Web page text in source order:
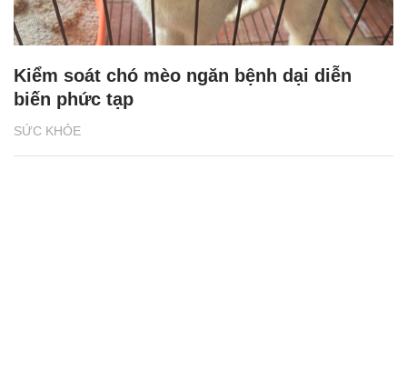
SỨC KHỎE
Kiểm soát chó mèo ngăn bệnh dại diễn
biến phức tạp